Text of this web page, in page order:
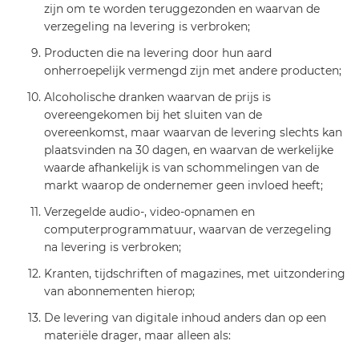
zijn om te worden teruggezonden en waarvan de
verzegeling na levering is verbroken;
Producten die na levering door hun aard
onherroepelijk vermengd zijn met andere producten;
Alcoholische dranken waarvan de prijs is
overeengekomen bij het sluiten van de
overeenkomst, maar waarvan de levering slechts kan
plaatsvinden na 30 dagen, en waarvan de werkelijke
waarde afhankelijk is van schommelingen van de
markt waarop de ondernemer geen invloed heeft;
Verzegelde audio-, video-opnamen en
computerprogrammatuur, waarvan de verzegeling
na levering is verbroken;
Kranten, tijdschriften of magazines, met uitzondering
van abonnementen hierop;
De levering van digitale inhoud anders dan op een
materiële drager, maar alleen als: